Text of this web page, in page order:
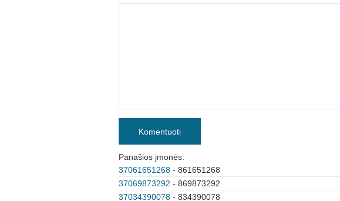
Komentuoti
Panašios įmonės:
37061651268 - 861651268
37069873292 - 869873292
37034390078 - 834390078